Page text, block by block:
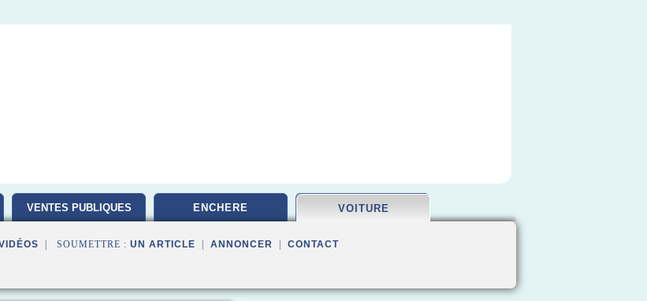
VENTES PUBLIQUES ENCHERE VOITURE
| SOUMETTRE : UN ARTICLE ANNONCER CONTACT